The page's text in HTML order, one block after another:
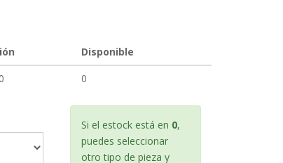
Disponible
0
Si el estock está en 0,
puedes seleccionar
otro tipo de pieza y